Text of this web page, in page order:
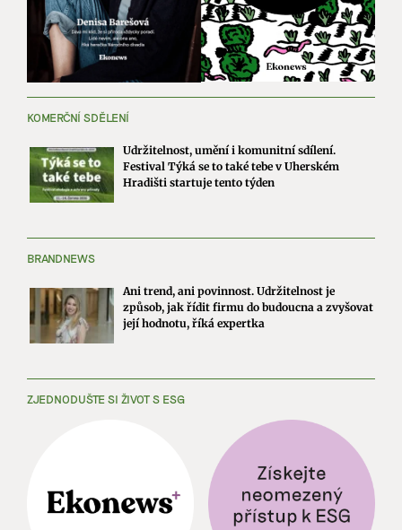
KOMERČNÍ SDĚLENÍ
Udržitelnost, umění i komunitní sdílení.
Festival Týká se to také tebe v Uherském
Hradišti startuje tento týden
BRANDNEWS
Ani trend, ani povinnost. Udržitelnost je
způsob, jak řídit firmu do budoucna a zvyšovat
její hodnotu, říká expertka
ZJEDNODUŠTE SI ŽIVOT S ESG